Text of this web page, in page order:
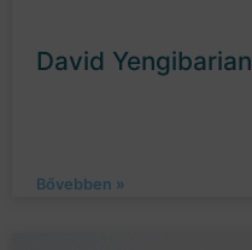
David Yengibarian
Bővebben »